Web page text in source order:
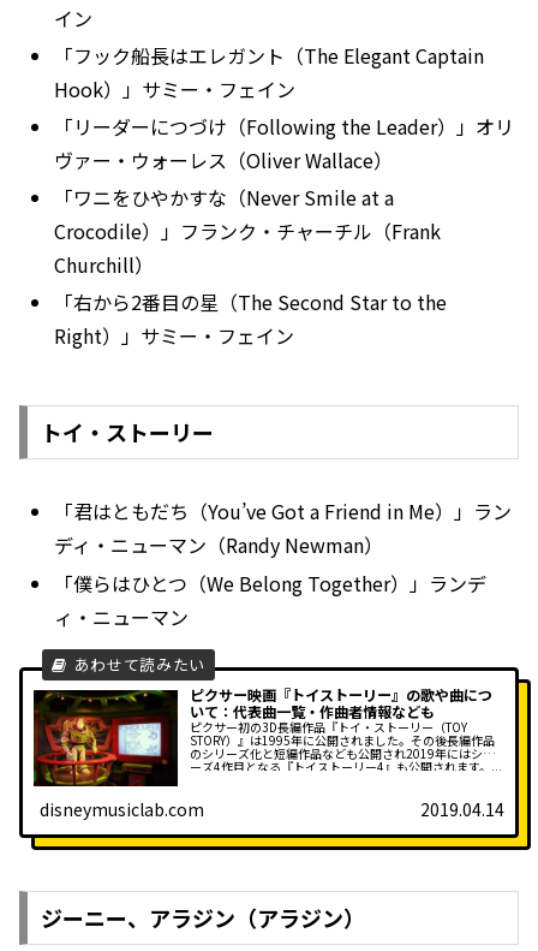
イン
「フック船長はエレガント（The Elegant Captain
Hook）」サミー・フェイン
「リーダーにつづけ（Following the Leader）」オリ
ヴァー・ウォーレス（Oliver Wallace）
「ワニをひやかすな（Never Smile at a
Crocodile）」フランク・チャーチル（Frank
Churchill）
「右から2番目の星（The Second Star to the
Right）」サミー・フェイン
トイ・ストーリー
「君はともだち（You’ve Got a Friend in Me）」ラン
ディ・ニューマン（Randy Newman）
「僕らはひとつ（We Belong Together）」ランデ
ィ・ニューマン
ピクサー映画『トイストーリー』の歌や曲につ
いて：代表曲一覧・作曲者情報なども
ピクサー初の3D長編作品『トイ・ストーリー（TOY
STORY）』は1995年に公開されました。その後長編作品
のシリーズ化と短編作品なども公開され2019年にはシリ
ーズ4作目となる『トイストーリー4』も公開されます。...
disneymusiclab.com 2019.04.14
ジーニー、アラジン（アラジン）